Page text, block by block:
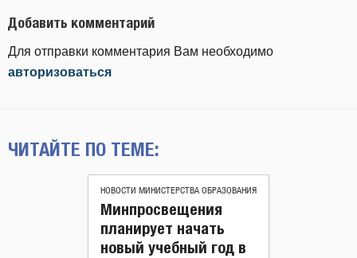
Добавить комментарий
Для отправки комментария Вам необходимо
авторизоваться
ЧИТАЙТЕ ПО ТЕМЕ:
НОВОСТИ МИНИСТЕРСТВА ОБРАЗОВАНИЯ
Минпросвещения
планирует начать
новый учебный год в